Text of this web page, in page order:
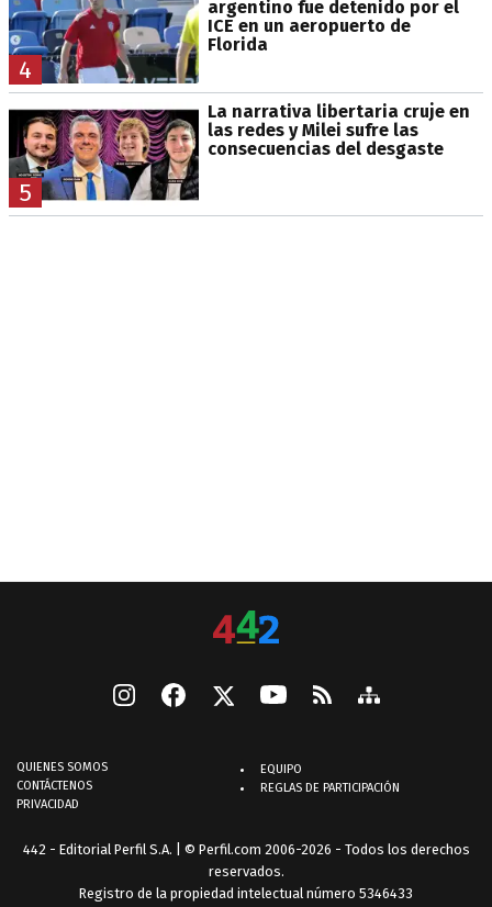
4
argentino fue detenido por el
ICE en un aeropuerto de
Florida
5
La narrativa libertaria cruje en
las redes y Milei sufre las
consecuencias del desgaste
QUIENES SOMOS
CONTÁCTENOS
PRIVACIDAD
EQUIPO
REGLAS DE PARTICIPACIÓN
442 - Editorial Perfil S.A. | © Perfil.com 2006-2026 - Todos los derechos
reservados.
Registro de la propiedad intelectual número 5346433